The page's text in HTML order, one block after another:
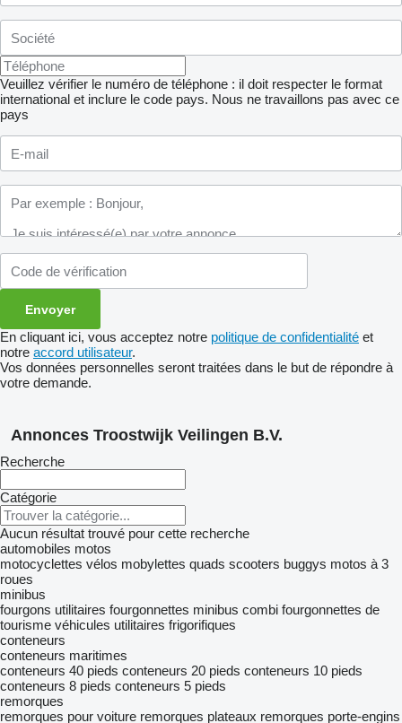
Veuillez vérifier le numéro de téléphone : il doit respecter le format
international et inclure le code pays. Nous ne travaillons pas avec ce
pays
En cliquant ici, vous acceptez notre politique de confidentialité et
notre accord utilisateur.
Vos données personnelles seront traitées dans le but de répondre à
votre demande.
Annonces Troostwijk Veilingen B.V.
Recherche
Catégorie
Aucun résultat trouvé pour cette recherche
automobiles motos
motocyclettes vélos mobylettes quads scooters buggys motos à 3
roues
minibus
fourgons utilitaires fourgonnettes minibus combi fourgonnettes de
tourisme véhicules utilitaires frigorifiques
conteneurs
conteneurs maritimes
conteneurs 40 pieds conteneurs 20 pieds conteneurs 10 pieds
conteneurs 8 pieds conteneurs 5 pieds
remorques
remorques pour voiture remorques plateaux remorques porte-engins